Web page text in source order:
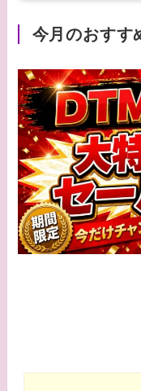
今月のおすす